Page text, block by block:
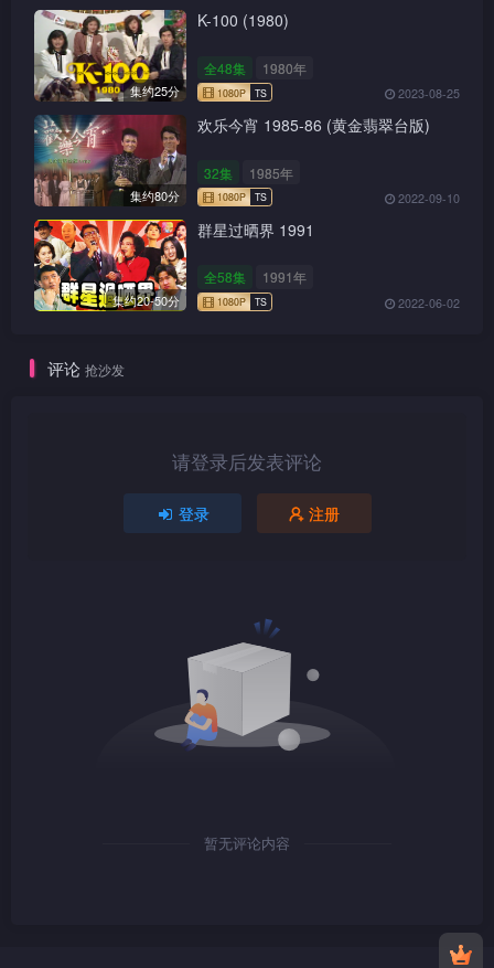
集约25分
K-100 (1980)
全48集 1980年
1080P TS
2023-08-25
集约80分
欢乐今宵 1985-86 (黄金翡翠台版)
32集 1985年
2022-09-10
集约20-50分
群星过晒界 1991
全58集 1991年
2022-06-02
评论 抢沙发
请登录后发表评论
登录 注册
暂无评论内容